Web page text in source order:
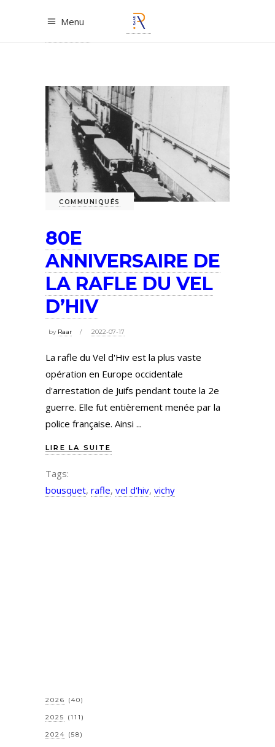
Menu
COMMUNIQUÉS
80E
ANNIVERSAIRE DE
LA RAFLE DU VEL
D’HIV
by Raar 2022-07-17
La rafle du Vel d'Hiv est la plus vaste
opération en Europe occidentale
d'arrestation de Juifs pendant toute la 2e
guerre. Elle fut entièrement menée par la
police française. Ainsi
LIRE LA SUITE
Tags:
bousquet, rafle, vel d'hiv, vichy
2026 (40)
2025 (111)
2024 (58)